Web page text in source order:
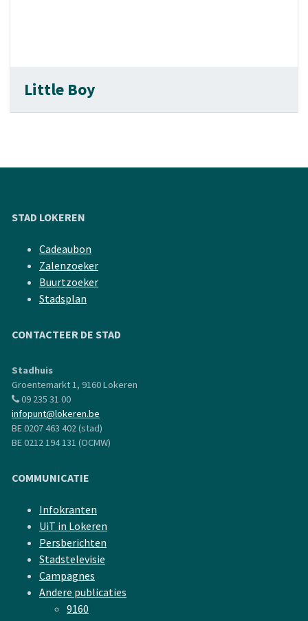
Little Boy
STAD LOKEREN
Cadeaubon
Zalenzoeker
Buurtzoeker
Stadsplan
CONTACTEER DE STAD
Stadhuis
Groentemarkt 1, 9160 Lokeren
09 235 31 00
infopunt@lokeren.be
BE 0207 463 402 (stad)
BE 0212 194 131 (OCMW)
COMMUNICATIE
Infokranten
UiT in Lokeren
Persberichten
Stadstelevisie
Campagnes
Andere publicaties
9160